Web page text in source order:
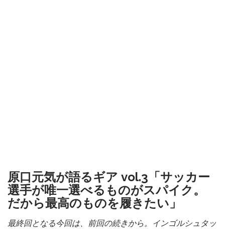
原口元気が語るギア vol.3「サッカー
選手が唯一選べるものがスパイク。
だから最高のものを履きたい」
最終回となる今回は、前回の続きから。インゴルシュタッ